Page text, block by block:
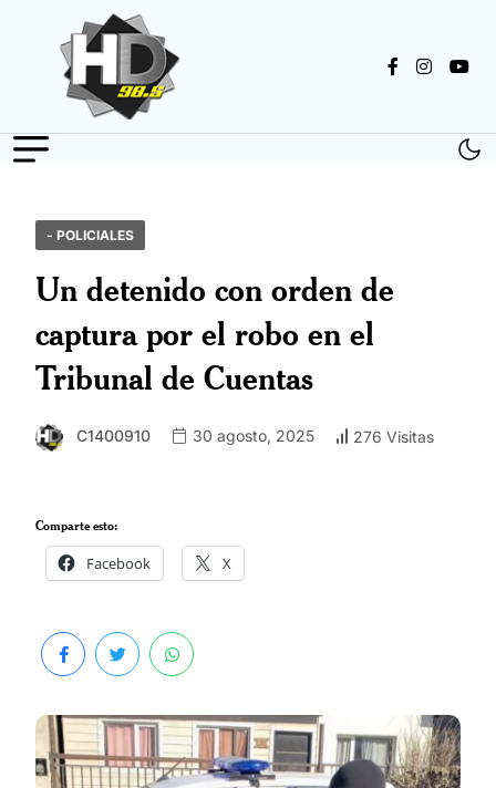
- POLICIALES
Un detenido con orden de
captura por el robo en el
Tribunal de Cuentas
C1400910 30 agosto, 2025 276 Visitas
Comparte esto:
Facebook X